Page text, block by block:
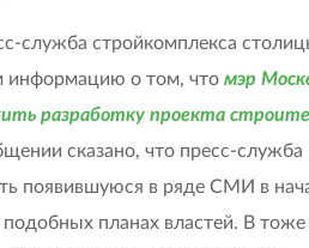
служба стройкомплекса
информацию о том, что мэр
разработку проекта
сказано, что пресс-служба
появившуюся в ряде СМИ в
планах властей. В тоже